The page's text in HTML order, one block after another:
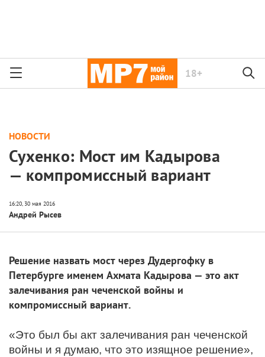
18+
НОВОСТИ
Сухенко: Мост им Кадырова
— компромиссный вариант
Андрей Рысев
Решение назвать мост через Дудергофку в
Петербурге именем Ахмата Кадырова — это акт
залечивания ран чеченской войны и
компромиссный вариант.
«Это был бы акт залечивания ран чеченской
войны и я думаю, что это изящное решение»,